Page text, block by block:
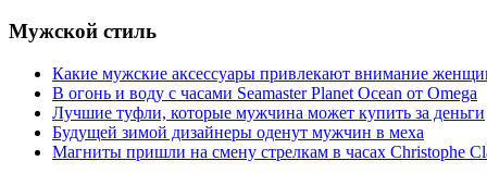
Мужской стиль
Какие мужские аксессуары привлекают внимание
В огонь и воду с часами Seamaster Planet Ocean от Omega
Лучшие туфли, которые мужчина может купить за деньги
Будущей зимой дизайнеры оденут мужчин в меха
Магниты пришли на смену стрелкам в часах Christophe